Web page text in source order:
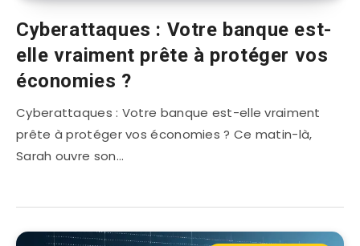
Cyberattaques : Votre banque est-
elle vraiment prête à protéger vos
économies ?
Cyberattaques : Votre banque est-elle vraiment
prête à protéger vos économies ? Ce matin-là,
Sarah ouvre son…